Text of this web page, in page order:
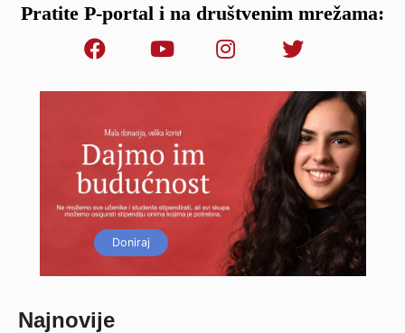
Pratite P-portal i na društvenim mrežama:
Doniraj
Najnovije